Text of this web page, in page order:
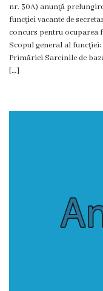
Consiliului
Ședințe
Simbolurile
oraşului
nr. 30A) anunţă
funcţiei vacante de
concurs pentru ocuparea
Scopul general al
Primăriei Sarcinile de
[…]